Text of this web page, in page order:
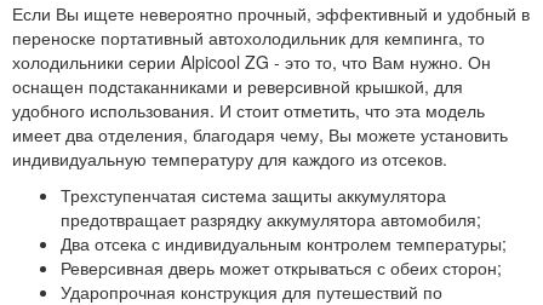
Если Вы ищете невероятно прочный, эффективный и удобный в
переноске портативный автохолодильник для кемпинга, то
холодильники серии Alpicool ZG - это то, что Вам нужно. Он
оснащен подстаканниками и реверсивной крышкой, для
удобного использования. И стоит отметить, что эта модель
имеет два отделения, благодаря чему, Вы можете установить
индивидуальную температуру для каждого из отсеков.
Трехступенчатая система защиты аккумулятора
предотвращает разрядку аккумулятора автомобиля;
Два отсека с индивидуальным контролем температуры;
Реверсивная дверь может открываться с обеих сторон;
Ударопрочная конструкция для путешествий по